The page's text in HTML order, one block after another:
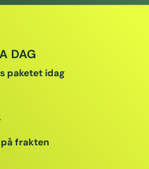
DAG
paketet idag
frakten